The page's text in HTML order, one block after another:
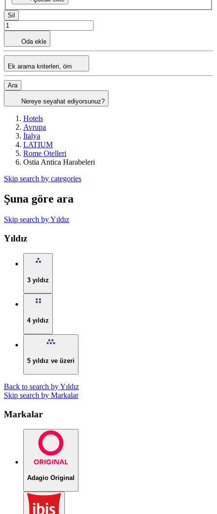
Sil
Oda ekle
Ek arama kriterleri, örn
Ara
Nereye seyahat ediyorsunuz?
Hotels
Avrupa
İtalya
LATIUM
Rome Otelleri
Ostia Antica Harabeleri
Skip search by categories
Şuna göre ara
Skip search by Yıldız
Yıldız
3 yıldız
4 yıldız
5 yıldız ve üzeri
Back to search by Yıldız
Skip search by Markalar
Markalar
Adagio Original